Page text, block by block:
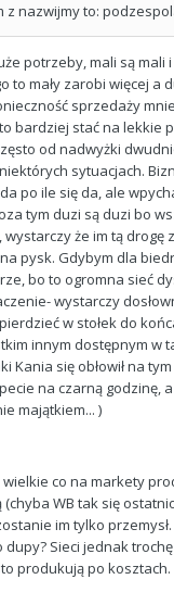
z nazwijmy to:
potrzeby, mali są mali i
to mały zarobi więcej a
sprzedaży
bardziej stać na lekkie
od nadwyżki
sytuacjach.
po ile się da, ale
tym duzi są duzi bo
że im tą drogę
pysk. Gdybym dla
bo to ogromna sieć
wystarczy
w stołek do
innym dostępnym w
Kania się obłowił na
na czarną godzinę, a
majątkiem... )
co na markety
WB tak się
im tylko
Sieci jednak trochę
produkują po kosztach.